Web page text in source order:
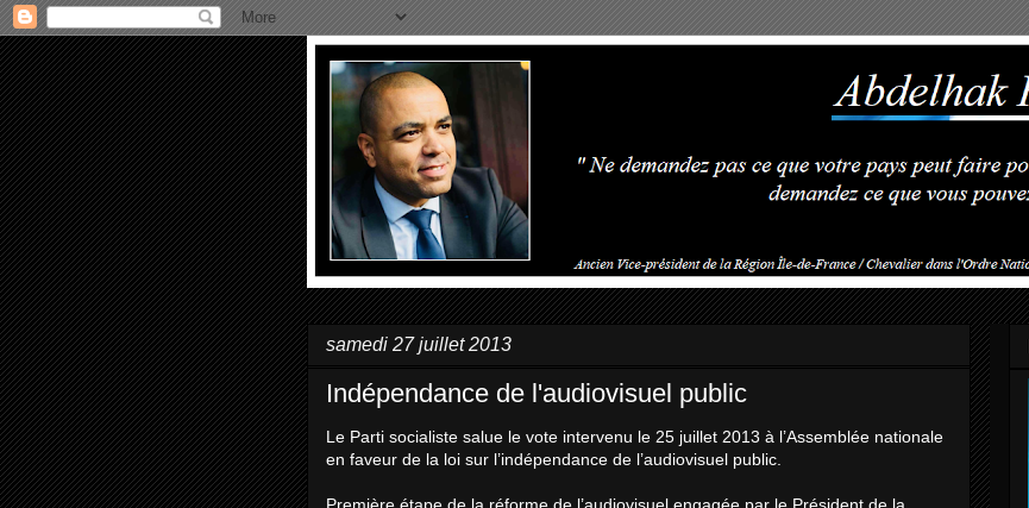
samedi 27 juillet 2013
Indépendance de l'audiovisuel public
Le Parti socialiste salue le vote intervenu le 25 juillet 2013 à l’Assemblée nationale
en faveur de la loi sur l’indépendance de l’audiovisuel public.